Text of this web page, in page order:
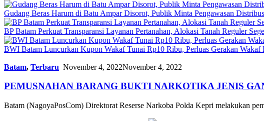
Gudang Beras Harum di Batu Ampar Disorot, Publik Minta Pengawasan
BP Batam Perkuat Transparansi Layanan Pertanahan, Alokasi Tanah Reguler
BWI Batam Luncurkan Kupon Wakaf Tunai Rp10 Ribu, Perluas Gerakan Wakaf
Batam, Terbaru November 4, 2022November 4, 2022
PEMUSNAHAN BARANG BUKTI NARKOTIKA JENIS
Batam (NagoyaPosCom) Direktorat Reserse Narkoba Polda Kepri melakukan